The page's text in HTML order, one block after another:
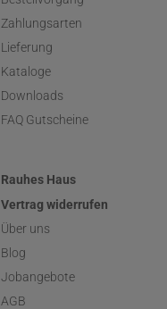
Zahlungsarten
Lieferung
Kataloge
Downloads
FAQ Gutscheine
Rauhes Haus
Vertrag widerrufen
Über uns
Blog
Jobangebote
AGB